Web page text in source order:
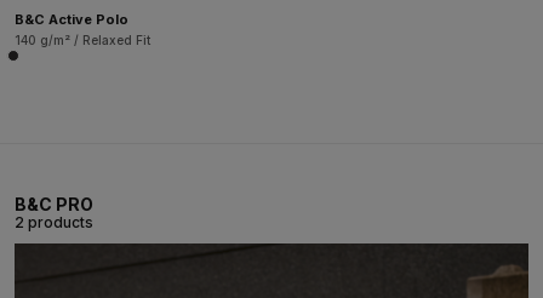
B&C Active Polo
140 g/m² / Relaxed Fit
B&C PRO
2 products